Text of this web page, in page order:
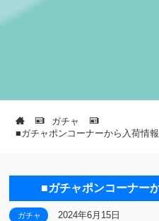
ガチャ
■ガチャポンコーナーから入荷情
■ガチャポンコーナー
ガチャ 2024年6月15日